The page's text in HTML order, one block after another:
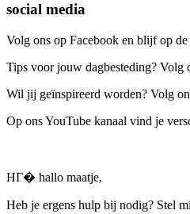
social media
Volg ons op Facebook en blijf op
Tips voor jouw dagbesteding? Volg
Wil jij geïnspireerd worden? Volg
Op ons YouTube kanaal vind je
HГ� hallo maatje,
Heb je ergens hulp bij nodig? Stel